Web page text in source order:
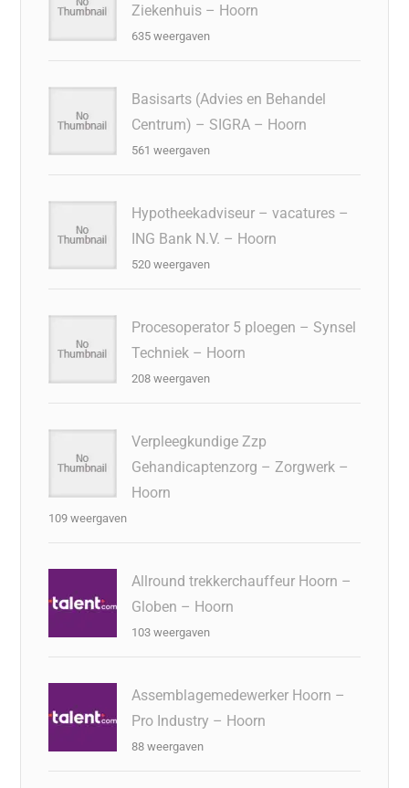
Ziekenhuis – Hoorn
635 weergaven
Basisarts (Advies en Behandel
Centrum) – SIGRA – Hoorn
561 weergaven
Hypotheekadviseur – vacatures –
ING Bank N.V. – Hoorn
520 weergaven
Procesoperator 5 ploegen – Synsel
Techniek – Hoorn
208 weergaven
Verpleegkundige Zzp
Gehandicaptenzorg – Zorgwerk –
Hoorn
109 weergaven
Allround trekkerchauffeur Hoorn –
Globen – Hoorn
103 weergaven
Assemblagemedewerker Hoorn –
Pro Industry – Hoorn
88 weergaven